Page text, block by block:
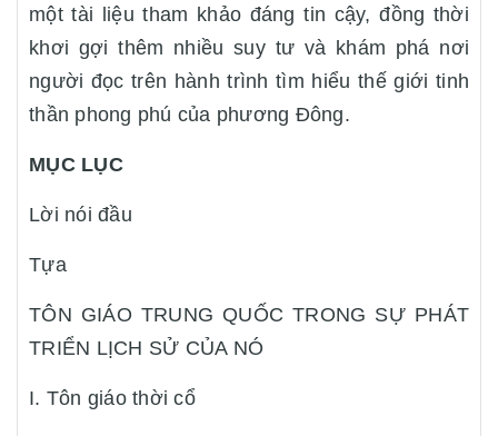
một tài liệu tham khảo đáng tin cậy, đồng thời
khơi gợi thêm nhiều suy tư và khám phá nơi
người đọc trên hành trình tìm hiểu thế giới tinh
thần phong phú của phương Đông.
MỤC LỤC
Lời nói đầu
Tựa
TÔN GIÁO TRUNG QUỐC TRONG SỰ PHÁT
TRIỂN LỊCH SỬ CỦA NÓ
I. Tôn giáo thời cổ